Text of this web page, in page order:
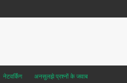
नेटवर्किंग अनसुलझे प्रश्नों के जवाब